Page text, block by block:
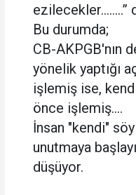
ezilecekler........”
Bu durumda;
CB-AKPGB'nın
yönelik yaptığı
işlemiş ise,
önce işlemiş....
İnsan "kendi"
unutmaya
düşüyor.